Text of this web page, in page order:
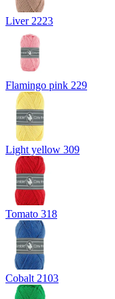
Liver 2223
Flamingo pink 229
Light yellow 309
Tomato 318
Cobalt 2103